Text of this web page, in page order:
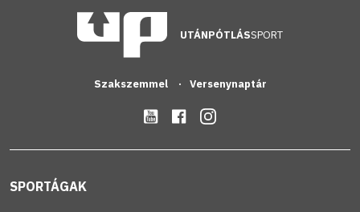
UTÁNPÓTLÁSSPORT
Szakszemmel Versenynaptár
SPORTÁGAK